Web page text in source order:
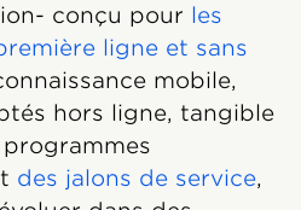
conçu pour les
ligne et sans
mobile,
hors ligne, tangible
des jalons de service,